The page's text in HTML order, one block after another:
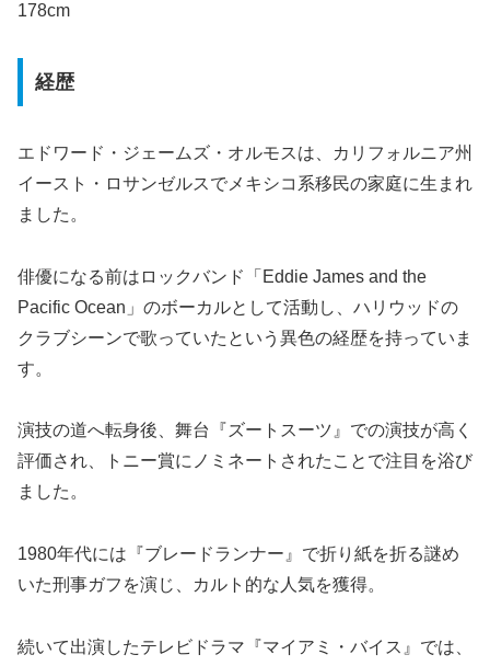
178cm
経歴
エドワード・ジェームズ・オルモスは、カリフォルニア州
イースト・ロサンゼルスでメキシコ系移民の家庭に生まれ
ました。
俳優になる前はロックバンド「Eddie James and the
Pacific Ocean」のボーカルとして活動し、ハリウッドの
クラブシーンで歌っていたという異色の経歴を持っていま
す。
演技の道へ転身後、舞台『ズートスーツ』での演技が高く
評価され、トニー賞にノミネートされたことで注目を浴び
ました。
1980年代には『ブレードランナー』で折り紙を折る謎め
いた刑事ガフを演じ、カルト的な人気を獲得。
続いて出演したテレビドラマ『マイアミ・バイス』では、